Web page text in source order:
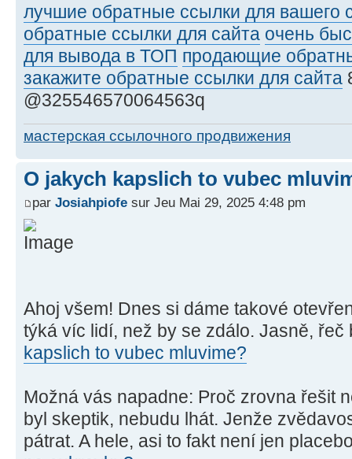
лучшие обратные ссылки для вашего
обратные ссылки для сайта очень
для вывода в ТОП продающие
закажите обратные ссылки для сайта
@325546570064563q
мастерская ссылочного продвижения
O jakych kapslich to vubec
par Josiahpiofe sur Jeu Mai 29, 2025 4:48 pm
Ahoj všem! Dnes si dáme takové
týká víc lidí, než by se zdálo. Jasně,
kapslich to vubec mluvime?
Možná vás napadne: Proč zrovna řešit
byl skeptik, nebudu lhát. Jenže
pátrat. A hele, asi to fakt není jen